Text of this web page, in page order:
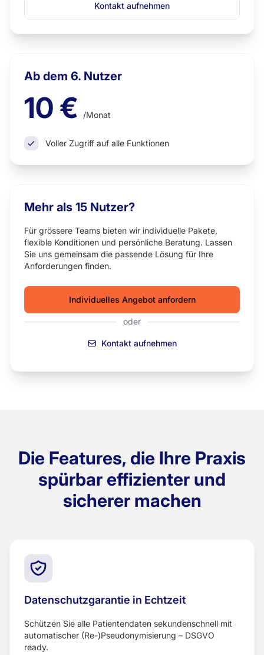
Kontakt aufnehmen
Ab dem 6. Nutzer
10 € /Monat
Voller Zugriff auf alle Funktionen
Mehr als 15 Nutzer?
Für grössere Teams bieten wir individuelle Pakete,
flexible Konditionen und persönliche Beratung. Lassen
Sie uns gemeinsam die passende Lösung für Ihre
Anforderungen finden.
Individuelles Angebot anfordern
oder
Kontakt aufnehmen
Die Features, die Ihre Praxis
spürbar effizienter und
sicherer machen
Datenschutzgarantie in Echtzeit
Schützen Sie alle Patientendaten sekundenschnell mit
automatischer (Re-)Pseudonymisierung – DSGVO
ready.